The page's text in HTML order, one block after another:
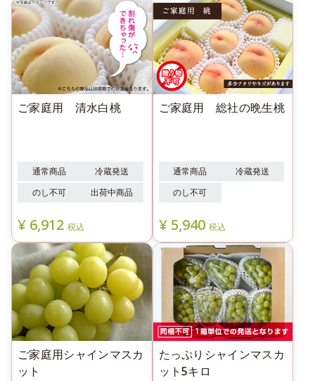
ご家庭用 清水白桃
通常商品
冷蔵発送
のし不可
出荷中商品
¥ 6,912 税込
ご家庭用 総社の晩生桃
通常商品
冷蔵発送
のし不可
¥ 5,940 税込
ご家庭用シャインマスカ
ット
たっぷりシャインマスカ
ット5キロ